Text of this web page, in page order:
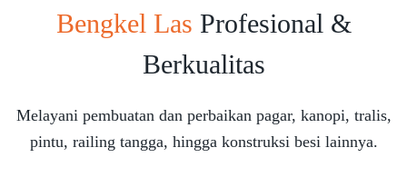
Bengkel Las Profesional &
Berkualitas
Melayani pembuatan dan perbaikan pagar, kanopi, tralis,
pintu, railing tangga, hingga konstruksi besi lainnya.